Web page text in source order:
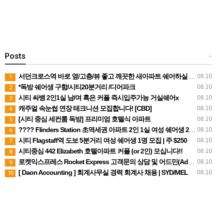
+
Posts
08.10
1 서던크로스역 바로 옆/고층/뷰 좋고 깨끗한 새아파트 쉐어하실 2인 or 1인 여자분들 구해요.
08.10
2 *독방 쉐어생 구함/시티20분거리 /디어파크
08.10
3 시티 싸뱅 2인1실 남/여 혹은 커플 즉시입주가능 거실쉐어x
08.10
4 캐주얼 속눈썹 연장 테크니션 모집합니다! [CBD]
08.10
5 [시티 중심 세컨룸 독방] 프리미엄 호텔식 아파트
08.10
6 ???? Flinders Station 초역세권 아파트 2인 1실 여성 쉐어생 2명 모집 (주 $210, 빌 포함)
08.10
7 시티 Flagstaff역 도보 5분거리 여성 쉐어생 1명 모집 | 주 $250
08.10
8 시티중심 442 Elizabeth 호텔아파트 커플 (or 2인) 모십니다!!
08.10
9 로켓익스프레스 Rocket Express 고객문의 상담 및 어드민(Admin) 직원을 모집합니다.
08.10
10 [ Daon Accounting ] 회계사무실 경력 회계사 채용 | SYD/MEL